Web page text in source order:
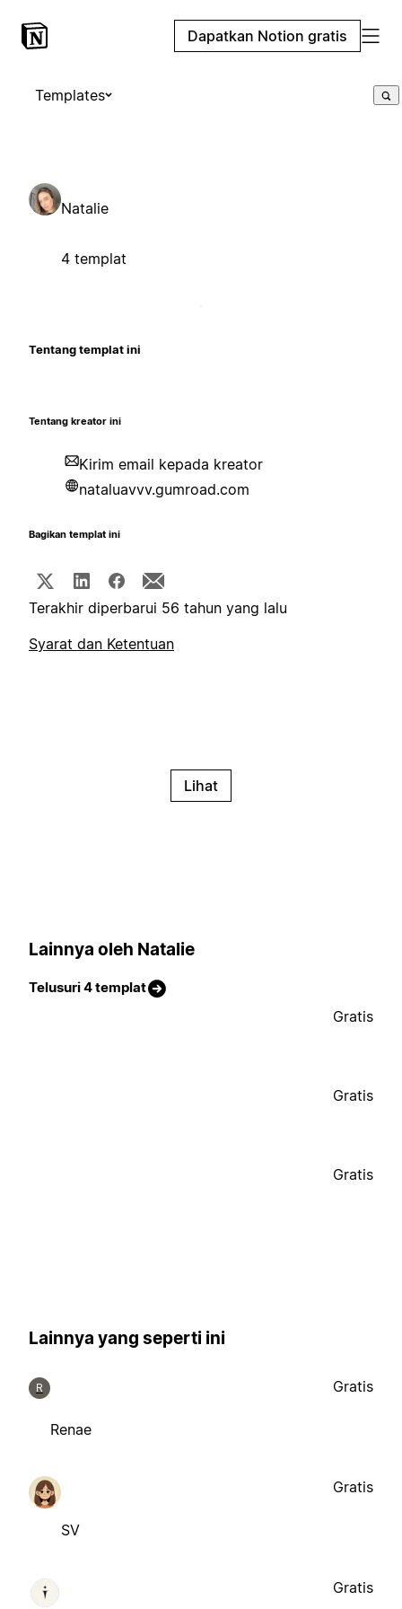
Dapatkan Notion gratis
Templates
Natalie
4 templat
Tentang templat ini
Tentang kreator ini
Kirim email kepada kreator
nataluavvv.gumroad.com
Bagikan templat ini
Terakhir diperbarui 56 tahun yang lalu
Syarat dan Ketentuan
Lihat
Lainnya oleh Natalie
Telusuri 4 templat
Gratis
Gratis
Gratis
Lainnya yang seperti ini
R
Renae
Gratis
SV
Gratis
Gratis